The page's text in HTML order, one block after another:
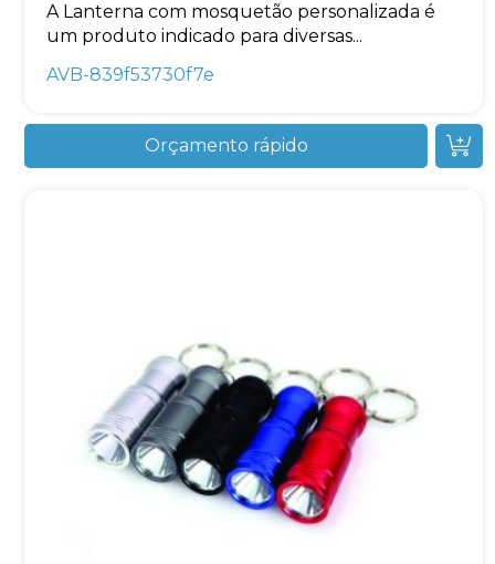
A Lanterna com mosquetão personalizada é
um produto indicado para diversas...
AVB-839f53730f7e
Orçamento rápido